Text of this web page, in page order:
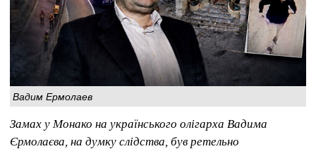
Вадим Ермолаев
Замах у Монако на українського олігарха Вадима
Єрмолаєва, на думку слідства, був ретельно